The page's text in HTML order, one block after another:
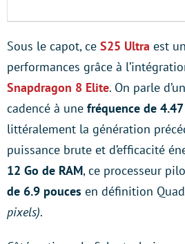
Sous le capot, ce S25 Ultra est
performances grâce à
Snapdragon 8 Elite. On parle d’un
cadencé à une fréquence de 4.47
littéralement la génération
puissance brute et d’efficacité
12 Go de RAM, ce processeur
de 6.9 pouces en définition
pixels).